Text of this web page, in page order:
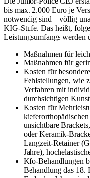
bis max. 2.000 Euro je
notwendig sind – völlig
KIG-Stufe. Das heißt,
Leistungsumfangs werden
Maßnahmen für
Maßnahmen für
Kosten für
Fehlstellungen, wie
Verfahren mit
durchsichtigen
Kosten für
unsichtbare Brackets,
oder Keramik-
Langzeit-Retainer
Jahre),
Kfo-Behandlungen
Behandlung das 18.